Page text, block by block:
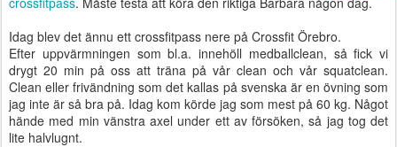
Idag blev det ännu ett crossfitpass nere på Crossfit Örebro.
Efter uppvärmningen som bl.a. innehöll medballclean, så fick vi
drygt 20 min på oss att träna på vår clean och vår squatclean.
Clean eller frivändning som det kallas på svenska är en övning som
jag inte är så bra på. Idag kom körde jag som mest på 60 kg. Något
hände med min vänstra axel under ett av försöken, så jag tog det
lite halvlugnt.